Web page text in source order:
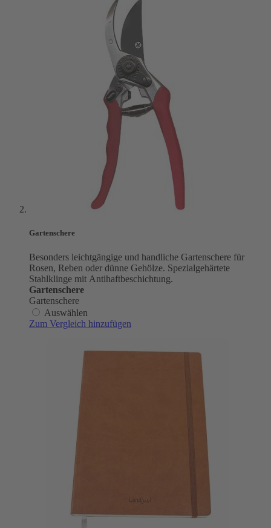
Gartenschere
Besonders leichtgängige und handliche Gartenschere für
Rosen, Reben oder dünne Gehölze. Spezialgehärtete
Stahlklinge mit Antihaftbeschichtung.
Gartenschere
Gartenschere
Auswählen
Zum Vergleich hinzufügen